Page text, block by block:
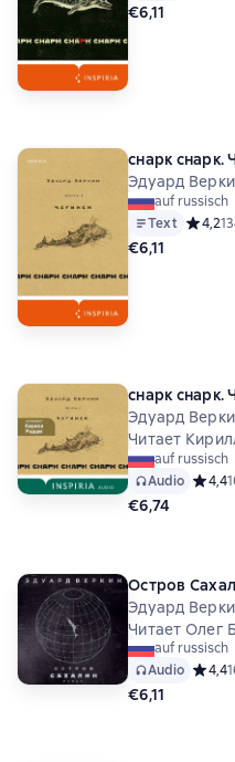
€6,11
cнарк снарк.
Эдуард
auf russisch
Text
4,2
€6,11
cнарк снарк.
Эдуард
Читает
auf russisch
Audio
4,4
€6,74
Остров
Эдуард
Читает Олег
auf russisch
Audio
4,4
€6,11